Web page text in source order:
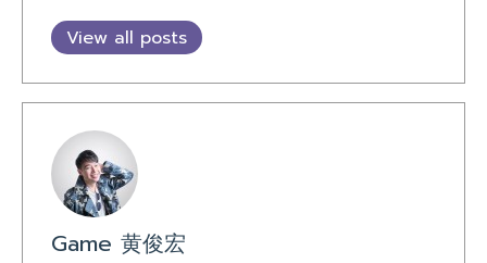
View all posts
Game 黄俊宏